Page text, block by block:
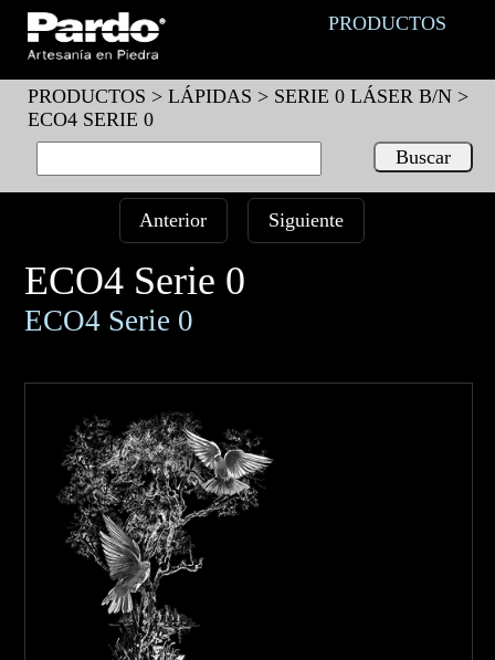
PRODUCTOS
PRODUCTOS > LÁPIDAS > SERIE 0 LÁSER B/N>
ECO4 SERIE 0
Anterior Siguiente
ECO4 Serie 0
ECO4 Serie 0